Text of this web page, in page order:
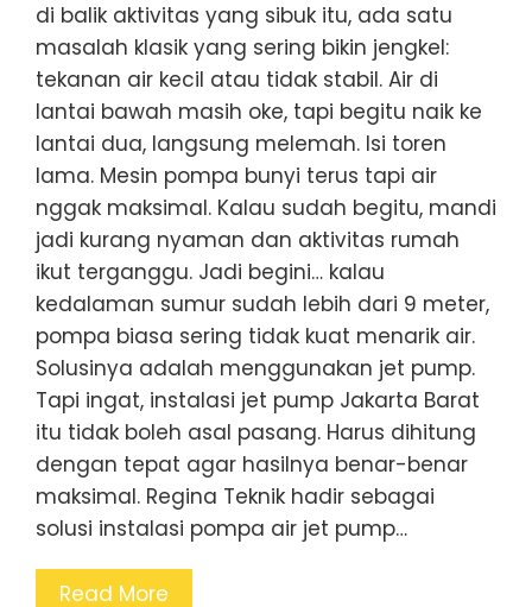
di balik aktivitas yang sibuk itu, ada satu
masalah klasik yang sering bikin jengkel:
tekanan air kecil atau tidak stabil. Air di
lantai bawah masih oke, tapi begitu naik ke
lantai dua, langsung melemah. Isi toren
lama. Mesin pompa bunyi terus tapi air
nggak maksimal. Kalau sudah begitu, mandi
jadi kurang nyaman dan aktivitas rumah
ikut terganggu. Jadi begini… kalau
kedalaman sumur sudah lebih dari 9 meter,
pompa biasa sering tidak kuat menarik air.
Solusinya adalah menggunakan jet pump.
Tapi ingat, instalasi jet pump Jakarta Barat
itu tidak boleh asal pasang. Harus dihitung
dengan tepat agar hasilnya benar-benar
maksimal. Regina Teknik hadir sebagai
solusi instalasi pompa air jet pump…
Read More